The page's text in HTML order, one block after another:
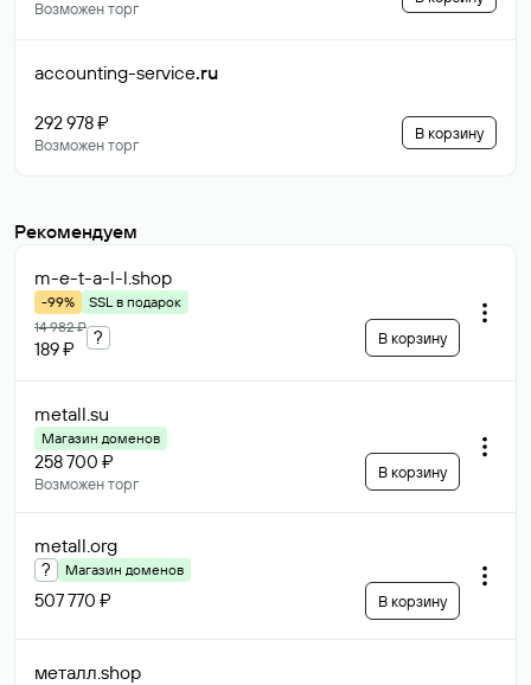
Возможен торг
accounting-service.ru
292 978 ₽
Возможен торг
В корзину
Рекомендуем
m-e-t-a-l-l.shop
-99%
SSL в подарок
14 982 ₽
189 ₽
? В корзину
metall.su
Магазин доменов
258 700 ₽
Возможен торг
В корзину
metall.org
? Магазин доменов
507 770 ₽ В корзину
металл.shop